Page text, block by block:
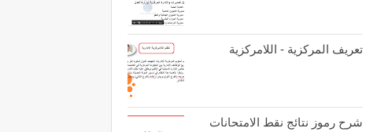
تعريف المركزية - اللامركزية
شرح رموز نتائج نقط الامتحانات